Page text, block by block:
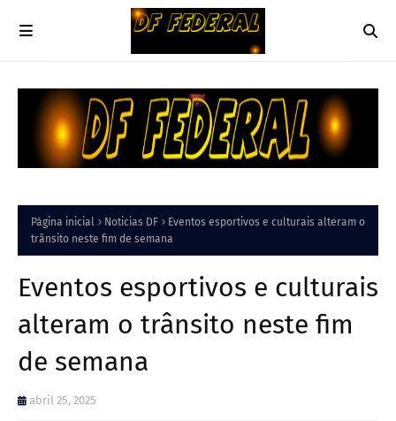
Página inicial Noticias DF
Eventos esportivos e culturais alteram o
trânsito neste fim de semana
Eventos esportivos e culturais
alteram o trânsito neste fim
de semana
abril 25, 2025